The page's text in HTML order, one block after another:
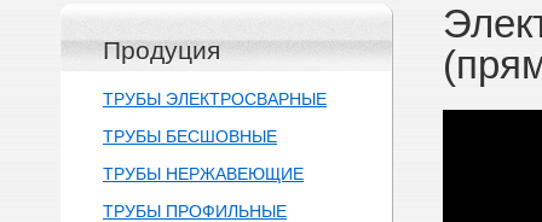
Продуция
ТРУБЫ ЭЛЕКТРОСВАРНЫЕ
ТРУБЫ БЕСШОВНЫЕ
ТРУБЫ НЕРЖАВЕЮЩИЕ
ТРУБЫ ПРОФИЛЬНЫЕ